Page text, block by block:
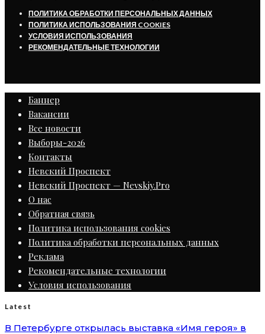
ПОЛИТИКА ОБРАБОТКИ ПЕРСОНАЛЬНЫХ ДАННЫХ
ПОЛИТИКА ИСПОЛЬЗОВАНИЯ COOKIES
УСЛОВИЯ ИСПОЛЬЗОВАНИЯ
РЕКОМЕНДАТЕЛЬНЫЕ ТЕХНОЛОГИИ
Баннер
Вакансии
Все новости
Выборы-2026
Контакты
Невский Проспект
Невский Проспект — Nevskiy.Pro
О нас
Обратная связь
Политика использования cookies
Политика обработки персональных данных
Реклама
Рекомендательные технологии
Условия использования
Latest
В Петербурге открылась выставка «Имя героя» в